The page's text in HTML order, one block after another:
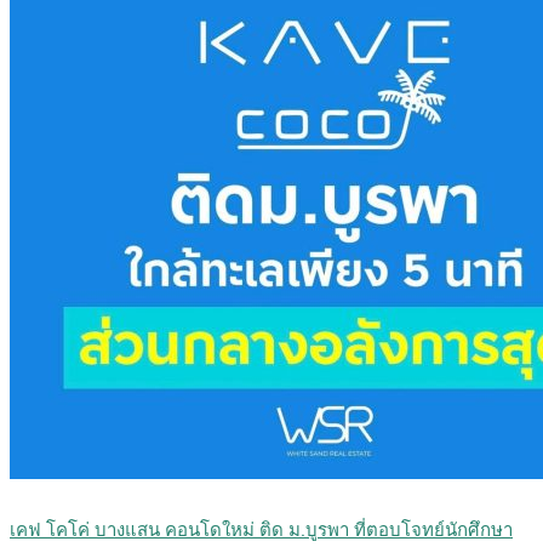
เคฟ โคโค่ บางแสน คอนโดใหม่ ติด ม.บูรพา ที่ตอบโจทย์นักศึกษา